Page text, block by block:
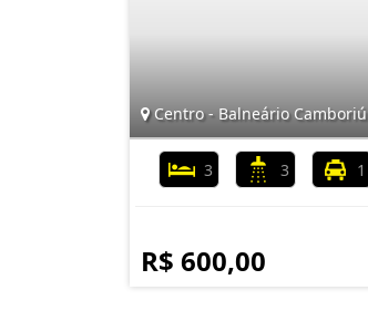
Centro - Balneário Camboriú
3 3 1
R$ 600,00